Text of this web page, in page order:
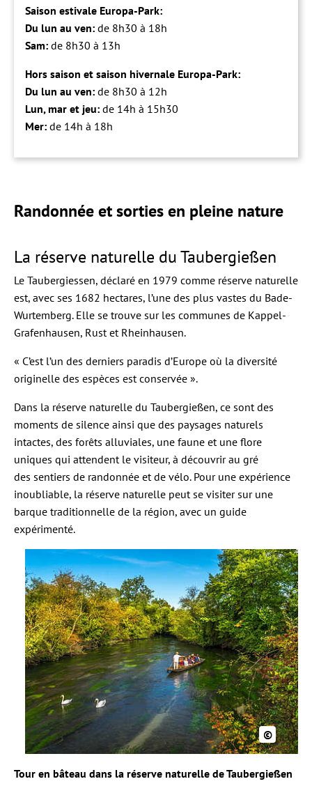
Saison estivale Europa-Park:
Du lun au ven: de 8h30 à 18h
Sam: de 8h30 à 13h
Hors saison et saison hivernale Europa-Park:
Du lun au ven: de 8h30 à 12h
Lun, mar et jeu: de 14h à 15h30
Mer: de 14h à 18h
Randonnée et sorties en pleine nature
La réserve naturelle du Taubergießen
Le Taubergiessen, déclaré en 1979 comme réserve naturelle
est, avec ses 1682 hectares, l’une des plus vastes du Bade-
Wurtemberg. Elle se trouve sur les communes de Kappel-
Grafenhausen, Rust et Rheinhausen.
« C’est l’un des derniers paradis d’Europe où la diversité
originelle des espèces est conservée ».
Dans la réserve naturelle du Taubergießen, ce sont des
moments de silence ainsi que des paysages naturels
intactes, des forêts alluviales, une faune et une flore
uniques qui attendent le visiteur, à découvrir au gré
des sentiers de randonnée et de vélo. Pour une expérience
inoubliable, la réserve naturelle peut se visiter sur une
barque traditionnelle de la région, avec un guide
expérimenté.
©
Tour en bâteau dans la réserve naturelle de Taubergießen